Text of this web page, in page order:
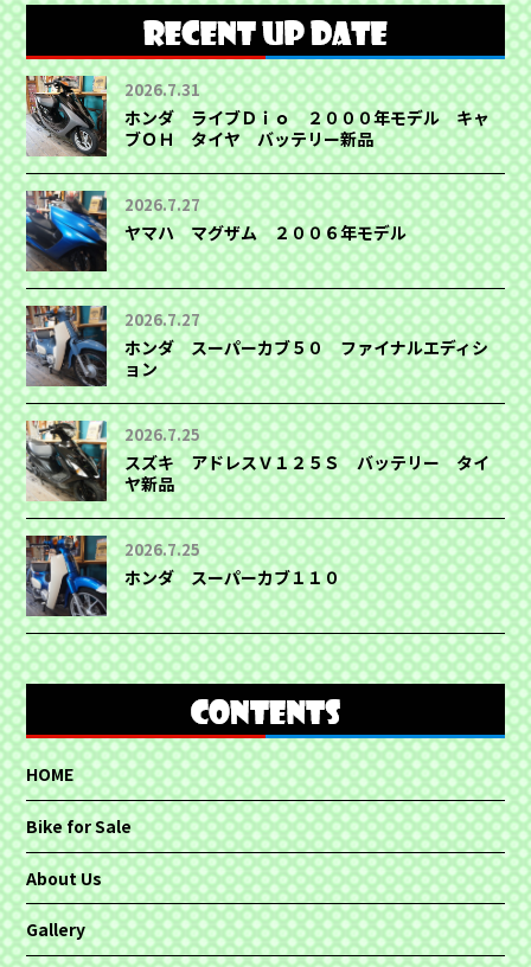
2026.7.31
ホンダ ライブＤｉｏ ２０００年モデル キャ
ブＯＨ タイヤ バッテリー新品
2026.7.27
ヤマハ マグザム ２００６年モデル
2026.7.27
ホンダ スーパーカブ５０ ファイナルエディシ
ョン
2026.7.25
スズキ アドレスＶ１２５Ｓ バッテリー タイ
ヤ新品
2026.7.25
ホンダ スーパーカブ１１０
HOME
Bike for Sale
About Us
Gallery